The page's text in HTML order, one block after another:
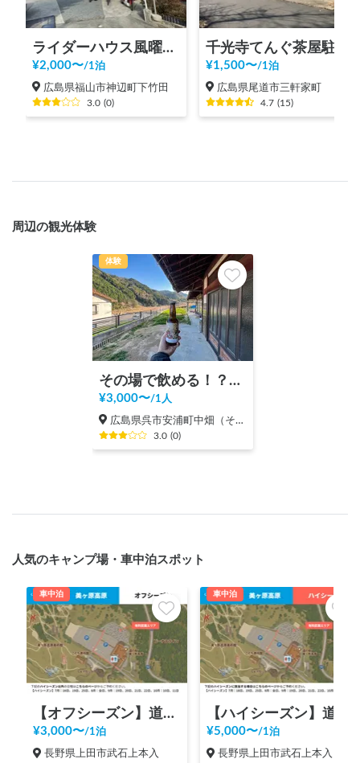
ライダーハウス風曜日 （ゲストハウス）
¥2,000〜/1泊
広島県福山市神辺町下竹田
3.0 (0)
¥1,500〜/1泊
広島県尾道市三軒家町
4.7 (15)
周辺の観光体験
体験
その場で飲める！？クラフトビールのブルワリー見学！
¥3,000〜/1人
広島県呉市安浦町中畑（その他）
3.0 (0)
人気のキャンプ場・車中泊スポット
車中泊
【オフシーズン】道の駅 美ヶ原高原
¥3,000〜/1泊
長野県上田市武石上本入
車中泊
¥5,000〜/1泊
長野県上田市武石上本入